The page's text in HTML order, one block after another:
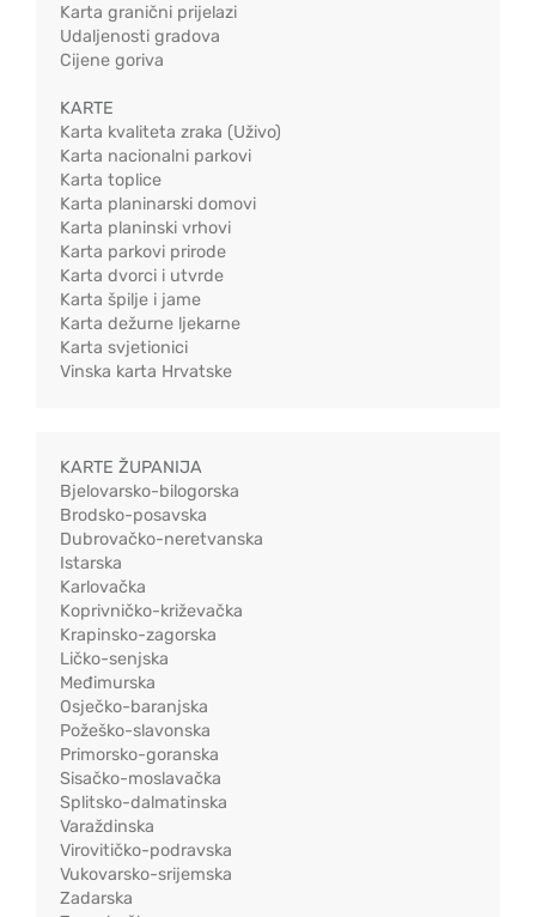
Karta granični prijelazi
Udaljenosti gradova
Cijene goriva
KARTE
Karta kvaliteta zraka (Uživo)
Karta nacionalni parkovi
Karta toplice
Karta planinarski domovi
Karta planinski vrhovi
Karta parkovi prirode
Karta dvorci i utvrde
Karta špilje i jame
Karta dežurne ljekarne
Karta svjetionici
Vinska karta Hrvatske
KARTE ŽUPANIJA
Bjelovarsko-bilogorska
Brodsko-posavska
Dubrovačko-neretvanska
Istarska
Karlovačka
Koprivničko-križevačka
Krapinsko-zagorska
Ličko-senjska
Međimurska
Osječko-baranjska
Požeško-slavonska
Primorsko-goranska
Sisačko-moslavačka
Splitsko-dalmatinska
Varaždinska
Virovitičko-podravska
Vukovarsko-srijemska
Zadarska